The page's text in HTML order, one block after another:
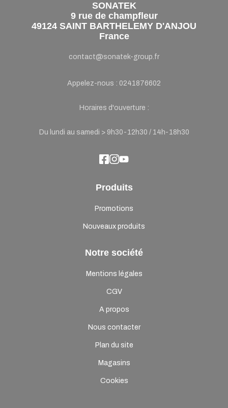
SONATEK
9 rue de champfleur
49124 SAINT BARTHELEMY D'ANJOU
France
contact@sonatek-group.fr
Appelez-nous : 0241876602
Horaires d'ouverture :
Du lundi au samedi > 9h30-12h30 / 14h-18h30
Produits
Promotions
Nouveaux produits
Notre société
Mentions légales
CGV
A propos
Nous contacter
Plan du site
Magasins
Cookies